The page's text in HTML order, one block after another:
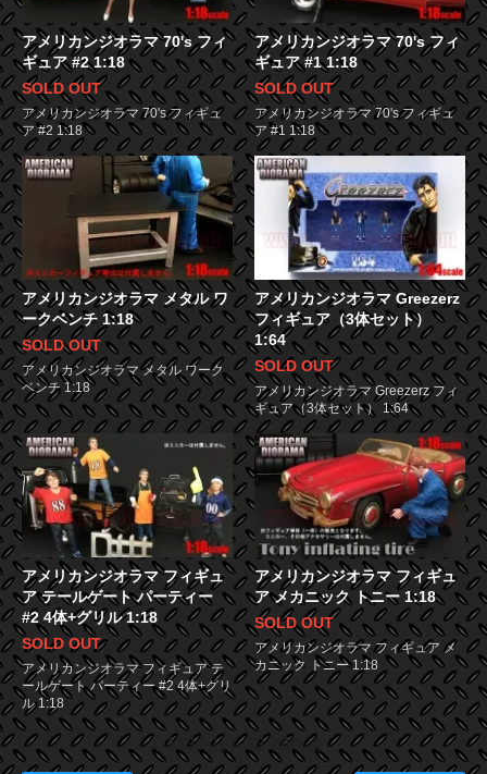
アメリカンジオラマ 70's フィ
ギュア #2 1:18
SOLD OUT
アメリカンジオラマ 70's フィギュ
ア #2 1:18
アメリカンジオラマ 70's フィ
ギュア #1 1:18
SOLD OUT
アメリカンジオラマ 70's フィギュ
ア #1 1:18
アメリカンジオラマ メタル ワ
ークベンチ 1:18
SOLD OUT
アメリカンジオラマ メタル ワーク
ベンチ 1:18
アメリカンジオラマ Greezerz
フィギュア（3体セット）
1:64
SOLD OUT
アメリカンジオラマ Greezerz フィ
ギュア（3体セット） 1:64
アメリカンジオラマ フィギュ
ア テールゲート パーティー
#2 4体+グリル 1:18
SOLD OUT
アメリカンジオラマ フィギュア テ
ールゲート パーティー #2 4体+グリ
ル 1:18
アメリカンジオラマ フィギュ
ア メカニック トニー 1:18
SOLD OUT
アメリカンジオラマ フィギュア メ
カニック トニー 1:18
113商品中13- 24商品